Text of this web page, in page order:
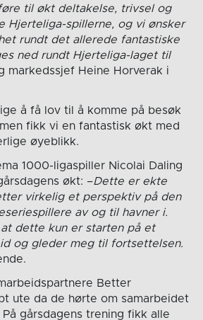
til økt deltakelse, trivsel og
Hjerteliga-spillerne, og vi ønsker
rundt det allerede fantastiske
ned rundt Hjerteliga-laget til
markedssjef Heine Horverak i
å få lov til å komme på besøk
fikk vi en fantastisk økt med
øyeblikk.
1000-ligaspiller Nicolai Daling
økt: –Dette er ekte
virkelig et perspektiv på den
av og til havner i.
dette kun er starten på et
og gleder meg til fortsettelsen.
Better
ute da de hørte om samarbeidet
gårsdagens trening fikk alle